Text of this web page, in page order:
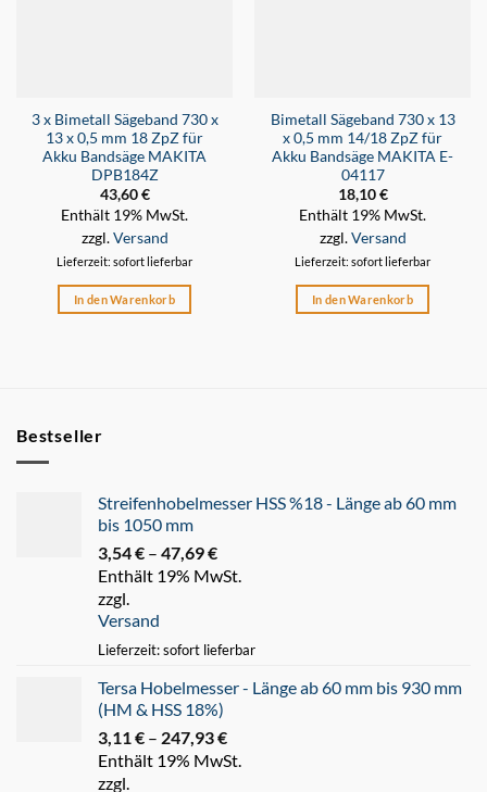
3 x Bimetall Sägeband 730 x
13 x 0,5 mm 18 ZpZ für
Akku Bandsäge MAKITA
DPB184Z
43,60€
Enthält 19% MwSt.
zzgl.Versand
Lieferzeit: sofort lieferbar
In den Warenkorb
Bimetall Sägeband 730 x 13
x 0,5 mm 14/18 ZpZ für
Akku Bandsäge MAKITA E-
04117
18,10€
Enthält 19% MwSt.
zzgl.Versand
Lieferzeit: sofort lieferbar
In den Warenkorb
Bestseller
Streifenhobelmesser HSS %18 - Länge ab 60 mm
bis 1050 mm
3,54€ – 47,69€
3,54 €
Enthält 19% MwSt.
zzgl.
Versand
Lieferzeit: sofort lieferbar
Tersa Hobelmesser - Länge ab 60 mm bis 930 mm
(HM & HSS 18%)
3,11€ – 247,93€
3,11 €
Enthält 19% MwSt.
zzgl.